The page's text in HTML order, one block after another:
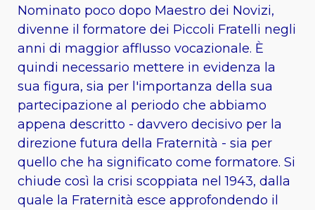
Nominato poco dopo Maestro dei Novizi,
divenne il formatore dei Piccoli Fratelli negli
anni di maggior afflusso vocazionale. È
quindi necessario mettere in evidenza la
sua figura, sia per l'importanza della sua
partecipazione al periodo che abbiamo
appena descritto - davvero decisivo per la
direzione futura della Fraternità - sia per
quello che ha significato come formatore. Si
chiude così la crisi scoppiata nel 1943, dalla
quale la Fraternità esce approfondendo il